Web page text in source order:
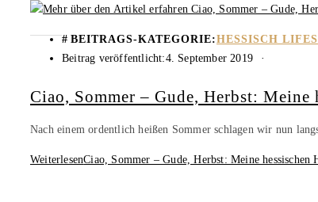
BEITRAGS-KATEGORIE:HESSISCH
Beitrag veröffentlicht:4. September 2019
Ciao, Sommer – Gude, Herbst:
Nach einem ordentlich heißen Sommer schlagen wir nun
WeiterlesenCiao, Sommer – Gude, Herbst: Meine hessischen